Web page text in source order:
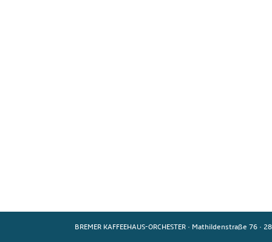
BREMER KAFFEEHAUS-ORCHESTER · Mathildenstraße 76 ·